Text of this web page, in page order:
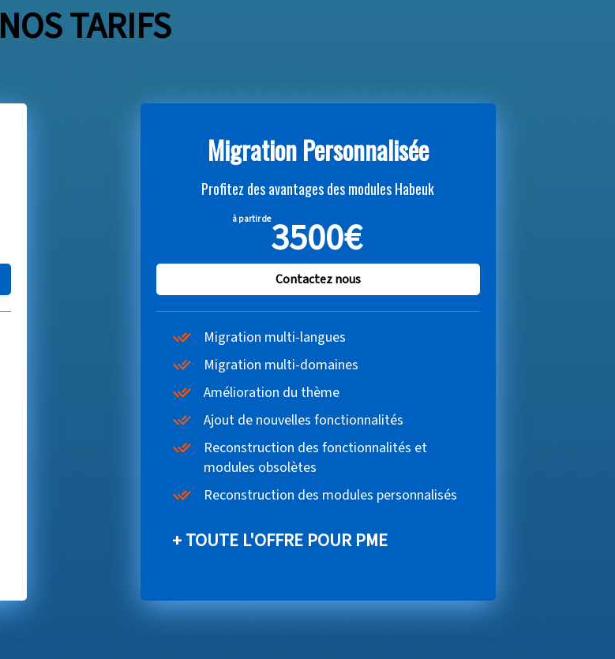
NOS TARIFS
Migration Personnalisée
Profitez des avantages des modules Habeuk
à partir de3500€
Contactez nous
Migration multi-langues
Migration multi-domaines
Amélioration du thème
Ajout de nouvelles fonctionnalités
Reconstruction des fonctionnalités et
modules obsolètes
Reconstruction des modules personnalisés
+TOUTE L'OFFRE POUR PME